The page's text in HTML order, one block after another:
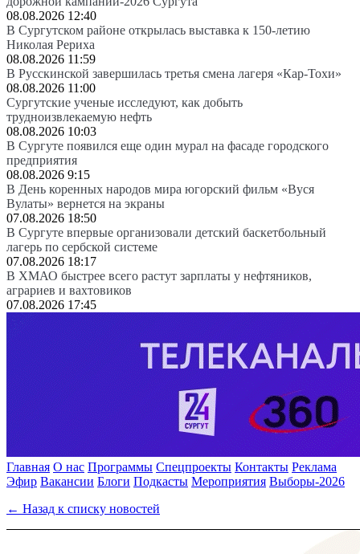
08.08.2026 12:40
В Сургутском районе открылась выставка к 150-летию
Николая Рериха
08.08.2026 11:59
В Русскинской завершилась третья смена лагеря «Кар-Тохи»
08.08.2026 11:00
Сургутские ученые исследуют, как добыть
трудноизвлекаемую нефть
08.08.2026 10:03
В Сургуте появился еще один мурал на фасаде городского
предприятия
08.08.2026 9:15
В День коренных народов мира югорский фильм «Вуся
Вулаты» вернется на экраны
07.08.2026 18:50
В Сургуте впервые организовали детский баскетбольный
лагерь по сербской системе
07.08.2026 18:17
В ХМАО быстрее всего растут зарплаты у нефтяников,
аграриев и вахтовиков
07.08.2026 17:45
Главная О нас Программы Спецпроекты Контакты Реклама
Эфир Вакансии Блоги Подкасты Мероприятия Выборы-2026
← Назад к списку новостей